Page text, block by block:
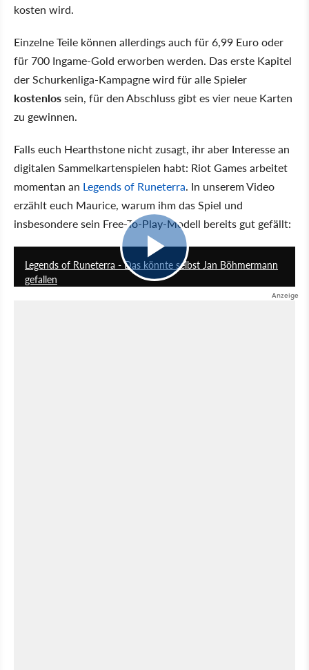
kosten wird.
Einzelne Teile können allerdings auch für 6,99 Euro oder
für 700 Ingame-Gold erworben werden. Das erste Kapitel
der Schurkenliga-Kampagne wird für alle Spieler
kostenlossein, für den Abschluss gibt es vier neue Karten
zu gewinnen.
Falls euch Hearthstone nicht zusagt, ihr aber Interesse an
digitalen Sammelkartenspielen habt: Riot Games arbeitet
momentan an Legends of Runeterra. In unserem Video
erzählt euch Maurice, warum ihm das Spiel und
insbesondere sein Free-To-Play-Modell bereits gut gefällt:
Legends of Runeterra - Das könnte selbst Jan Böhmermann
gefallen